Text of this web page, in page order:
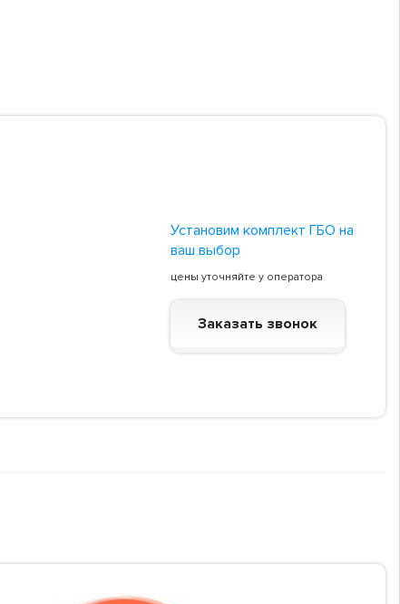
Установим комплект ГБО на
ваш выбор
цены уточняйте у оператора
Заказать звонок